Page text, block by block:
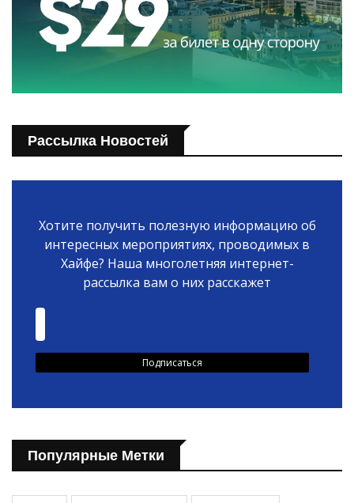
Рассылка Новостей
Хотите получить полезную информацию об
интересных мероприятиях, проводимых в
Хайфе? Наша многолетняя интернет-
рассылка вам о них расскажет
Популярные Метки